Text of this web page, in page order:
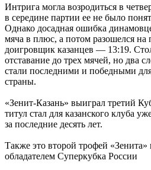
Интрига могла возродиться в
в середине партии ее не было
Однако досадная ошибка
мяча в плюс, а потом разошелся на
доигровщик казанцев — 13:19.
отставание до трех мячей, но два
стали последними и победными
страны.
«Зенит-Казань» выиграл третий
титул стал для казанского клуба
за последние десять лет.
Также это второй трофей
обладателем Суперкубка России